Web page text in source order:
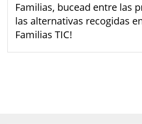
Familias, bucead entre las
las alternativas recogidas
Familias TIC!